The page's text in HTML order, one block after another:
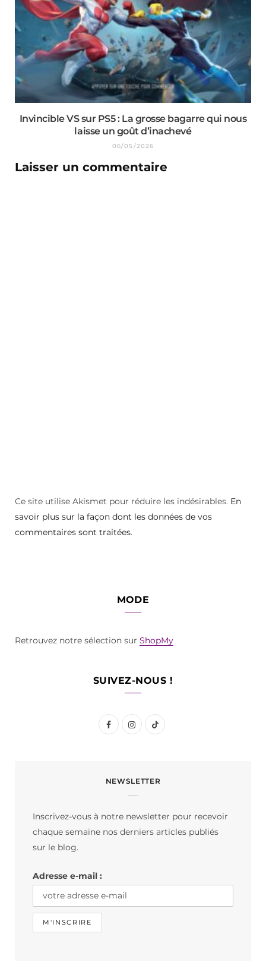
Invincible VS sur PS5 : La grosse bagarre qui nous
laisse un goût d’inachevé
06/05/2026
Laisser un commentaire
Ce site utilise Akismet pour réduire les indésirables. En
savoir plus sur la façon dont les données de vos
commentaires sont traitées.
MODE
Retrouvez notre sélection sur ShopMy
SUIVEZ-NOUS !
F
e
I
t
m
T
T
NEWSLETTER
Inscrivez-vous à notre newsletter pour recevoir
chaque semaine nos derniers articles publiés
sur le blog.
Adresse e-mail :